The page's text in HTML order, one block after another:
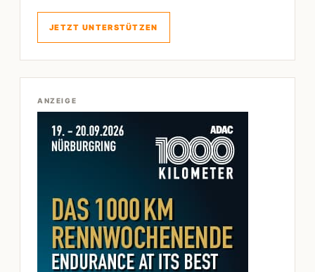
JETZT UNTERSTÜTZEN
ANZEIGE